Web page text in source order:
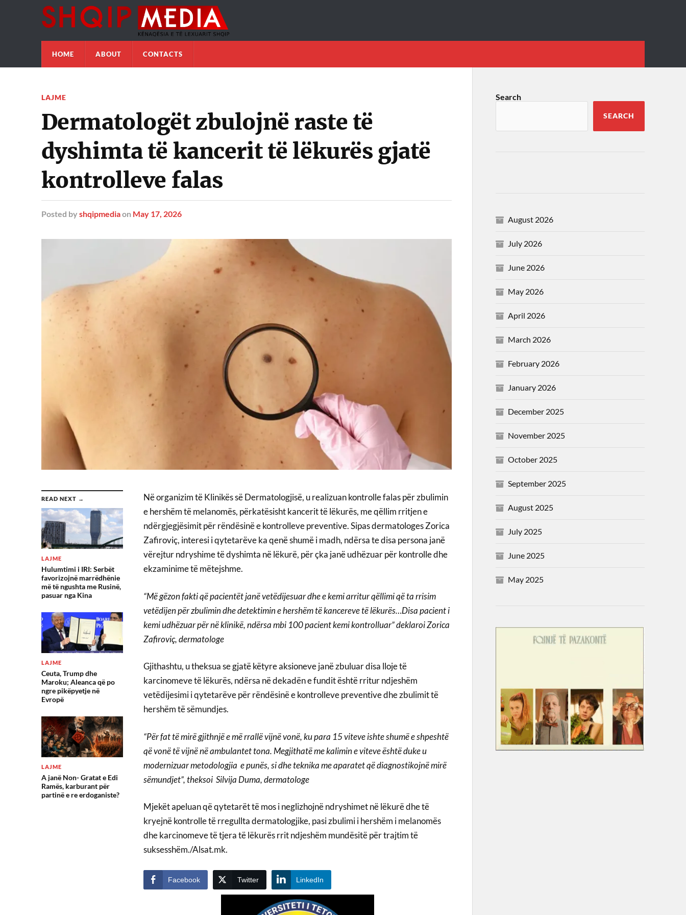
HOME ABOUT CONTACTS
LAJME
Dermatologët zbulojnë raste të
dyshimta të kancerit të lëkurës gjatë
kontrolleve falas
Posted by shqipmediaon May 17, 2026
READ NEXT →
LAJME
Hulumtimi i IRI: Serbët
favorizojnë marrëdhënie
më të ngushta me Rusinë,
pasuar nga Kina
LAJME
Ceuta, Trump dhe
Maroku; Aleanca që po
ngre pikëpyetje në
Evropë
LAJME
A janë Non- Gratat e Edi
Ramës, karburant për
partinë e re erdoganiste?
Në organizim të Klinikës së Dermatologjisë, u realizuan kontrolle falas për zbulimin
e hershëm të melanomës, përkatësisht kancerit të lëkurës, me qëllim rritjen e
ndërgjegjësimit për rëndësinë e kontrolleve preventive. Sipas dermatologes Zorica
Zafiroviç, interesi i qytetarëve ka qenë shumë i madh, ndërsa te disa persona janë
vërejtur ndryshime të dyshimta në lëkurë, për çka janë udhëzuar për kontrolle dhe
ekzaminime të mëtejshme.
“Më gëzon fakti që pacientët janë vetëdijesuar dhe e kemi arritur qëllimi që ta rrisim
vetëdijen për zbulimin dhe detektimin e hershëm të kancereve të lëkurës…Disa pacient i
kemi udhëzuar për në klinikë, ndërsa mbi 100 pacient kemi kontrolluar” deklaroi Zorica
Zafiroviç, dermatologe
Gjithashtu, u theksua se gjatë këtyre aksioneve janë zbuluar disa lloje të
karcinomeve të lëkurës, ndërsa në dekadën e fundit është rritur ndjeshëm
vetëdijesimi i qytetarëve për rëndësinë e kontrolleve preventive dhe zbulimit të
hershëm të sëmundjes.
“Për fat të mirë gjithnjë e më rrallë vijnë vonë, ku para 15 viteve ishte shumë e shpeshtë
që vonë të vijnë në ambulantet tona. Megjithatë me kalimin e viteve është duke u
modernizuar metodologjia e punës, si dhe teknika me aparatet që diagnostikojnë mirë
sëmundjet”, theksoi Silvija Duma, dermatologe
Mjekët apeluan që qytetarët të mos i neglizhojnë ndryshimet në lëkurë dhe të
kryejnë kontrolle të rregullta dermatologjike, pasi zbulimi i hershëm i melanomës
dhe karcinomeve të tjera të lëkurës rrit ndjeshëm mundësitë për trajtim të
suksesshëm./Alsat.mk.
Facebook Twitter LinkedIn
Search
SEARCH
August 2026
July 2026
June 2026
May 2026
April 2026
March 2026
February 2026
January 2026
December 2025
November 2025
October 2025
September 2025
August 2025
July 2025
June 2025
May 2025